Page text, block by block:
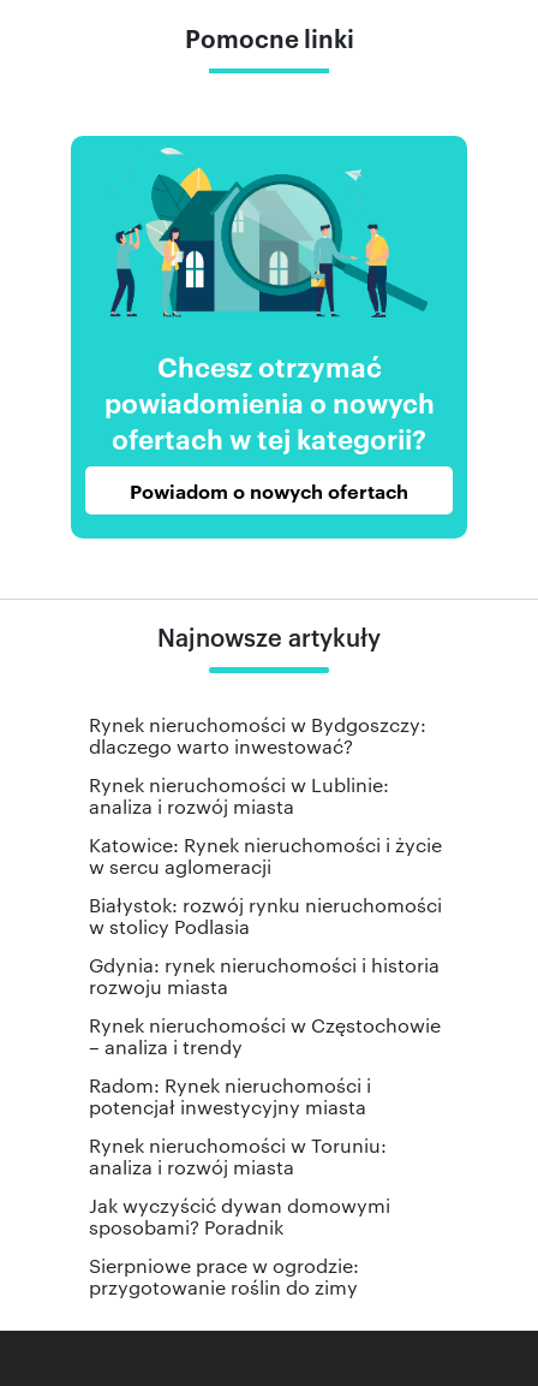
Pomocne linki
Chcesz otrzymać
powiadomienia o nowych
ofertach w tej kategorii?
Powiadom o nowych ofertach
Najnowsze artykuły
Rynek nieruchomości w Bydgoszczy:
dlaczego warto inwestować?
Rynek nieruchomości w Lublinie:
analiza i rozwój miasta
Katowice: Rynek nieruchomości i życie
w sercu aglomeracji
Białystok: rozwój rynku nieruchomości
w stolicy Podlasia
Gdynia: rynek nieruchomości i historia
rozwoju miasta
Rynek nieruchomości w Częstochowie
– analiza i trendy
Radom: Rynek nieruchomości i
potencjał inwestycyjny miasta
Rynek nieruchomości w Toruniu:
analiza i rozwój miasta
Jak wyczyścić dywan domowymi
sposobami? Poradnik
Sierpniowe prace w ogrodzie:
przygotowanie roślin do zimy